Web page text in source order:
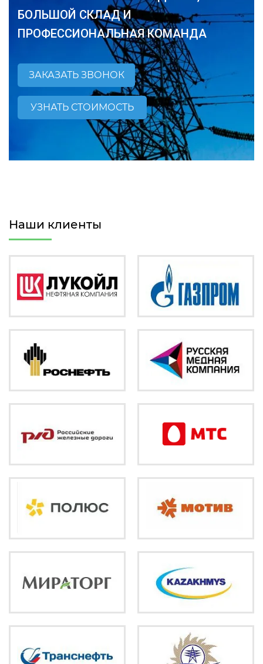
БОЛЬШОЙ СКЛАД И
ПРОФЕССИОНАЛЬНАЯ КОМАНДА
ЗАКАЗАТЬ ЗВОНОК
УЗНАТЬ СТОИМОСТЬ
Наши клиенты